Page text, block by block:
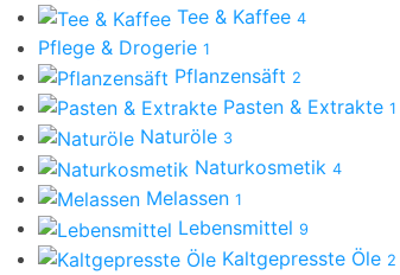
Tee & Kaffee 4
Pflege & Drogerie 1
Pflanzensäft 2
Pasten & Extrakte 1
Naturöle 3
Naturkosmetik 4
Melassen 1
Lebensmittel 9
Kaltgepresste Öle 2